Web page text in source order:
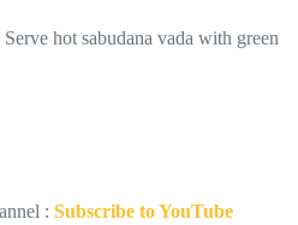
hot sabudana vada with green
: Subscribe to YouTube